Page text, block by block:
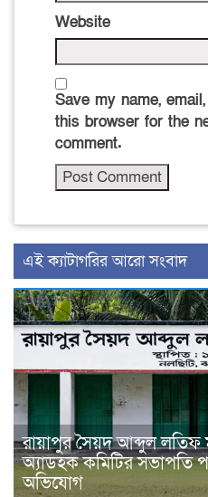
Website
Save my name,
this browser for the
comment.
‍এই ক্যাটাগরির ‍আরো সংবাদ
রায়াপুর সৈয়দ আব্দুল লতিফ
অ্যাডহক কমিটির সভাপতি
অভিযোগ